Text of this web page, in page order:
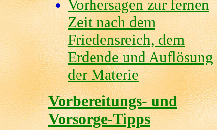
Vorhersagen zur fernen
Zeit nach dem
Friedensreich, dem
Erdende und Auflösung
der Materie
Vorbereitungs- und
Vorsorge-Tipps